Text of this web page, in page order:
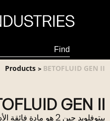
Search
for:
Products >BETOFLUID GEN II
GEN II
بيتوفلويد جين 2 هو مادة